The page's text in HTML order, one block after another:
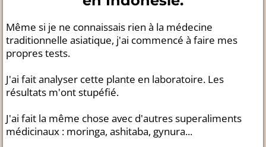
Même si je ne connaissais rien à la médecine
traditionnelle asiatique, j'ai commencé à faire mes
propres tests.
J'ai fait analyser cette plante en laboratoire. Les
résultats m'ont stupéfié.
J'ai fait la même chose avec d'autres superaliments
médicinaux : moringa, ashitaba, gynura...